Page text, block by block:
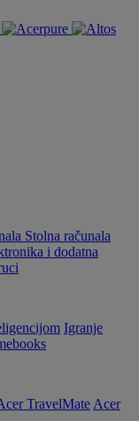
Stolna računala
i dodatna
Igranje
TravelMate Acer